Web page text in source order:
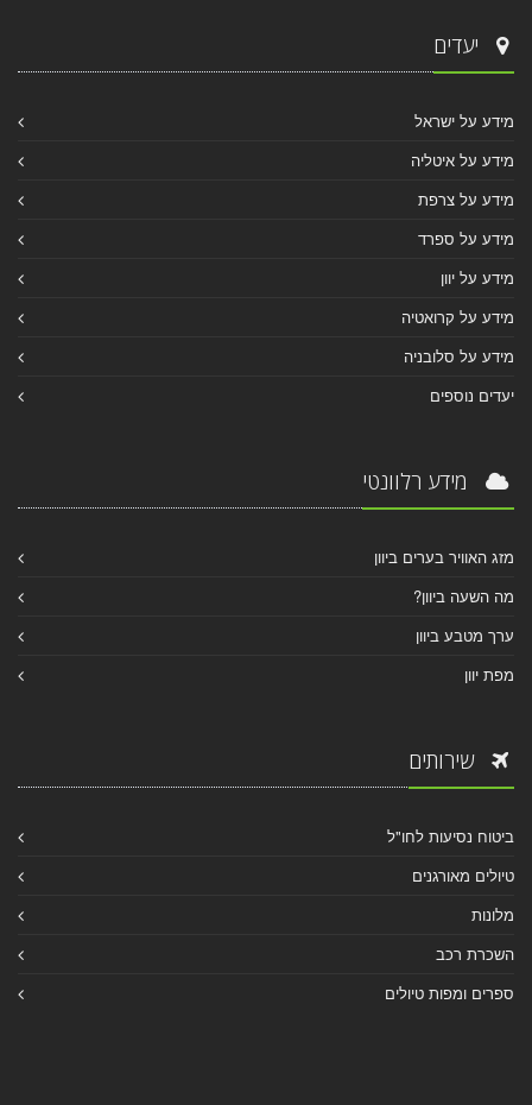
יעדים
מידע על ישראל
מידע על איטליה
מידע על צרפת
מידע על ספרד
מידע על יוון
מידע על קרואטיה
מידע על סלובניה
יעדים נוספים
מידע רלוונטי
מזג האוויר בערים ביוון
מה השעה ביוון?
ערך מטבע ביוון
מפת יוון
שירותים
ביטוח נסיעות לחו"ל
טיולים מאורגנים
מלונות
השכרת רכב
ספרים ומפות טיולים